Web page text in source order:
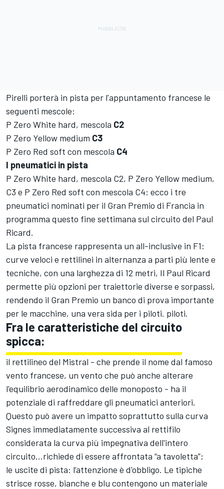
Pirelli porterà in pista per l'appuntamento francese le
seguenti mescole:
P Zero White hard, mescola C2
P Zero Yellow medium C3
P Zero Red soft con mescola C4
I pneumatici in pista
P Zero White hard, mescola C2, P Zero Yellow medium,
C3 e P Zero Red soft con mescola C4: ecco i tre
pneumatici nominati per il Gran Premio di Francia in
programma questo fine settimana sul circuito del Paul
Ricard.
La pista francese rappresenta un all-inclusive in F1:
curve veloci e rettilinei in alternanza a parti più lente e
tecniche, con una larghezza di 12 metri, Il Paul Ricard
permette più opzioni per traiettorie diverse e sorpassi,
rendendo il Gran Premio un banco di prova importante
per le macchine, una vera sida per i piloti. piloti.
Fra le caratteristiche del circuito
spicca:
il rettilineo del Mistral - che prende il nome dal famoso
vento francese, un vento che può anche alterare
l'equilibrio aerodinamico delle monoposto - ha il
potenziale di raffreddare gli pneumatici anteriori.
Questo può avere un impatto soprattutto sulla curva
Signes immediatamente successiva al rettifilo
considerata la curva più impegnativa dell'intero
circuito...richiede di essere affrontata “a tavoletta”;
le uscite di pista: l’attenzione è d'obbligo. Le tipiche
strisce rosse, bianche e blu contengono un materiale